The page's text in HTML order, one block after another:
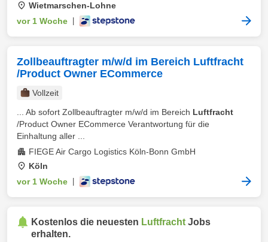
Wietmarschen-Lohne
vor 1 Woche
Zollbeauftragter m/w/d im Bereich Luftfracht
/Product Owner ECommerce
Vollzeit
... Ab sofort Zollbeauftragter m/w/d im Bereich Luftfracht
/Product Owner ECommerce Verantwortung für die
Einhaltung aller ...
FIEGE Air Cargo Logistics Köln-Bonn GmbH
Köln
vor 1 Woche
Kostenlos die neuesten Luftfracht Jobs
erhalten.